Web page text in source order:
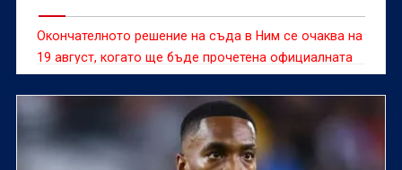
Окончателното решение на съда в Ним се очаква на
19 август, когато ще бъде прочетена официалната
присъда